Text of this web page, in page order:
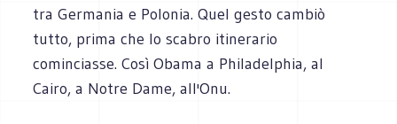
tra Germania e Polonia. Quel gesto cambiò
tutto, prima che lo scabro itinerario
cominciasse. Così Obama a Philadelphia, al
Cairo, a Notre Dame, all'Onu.